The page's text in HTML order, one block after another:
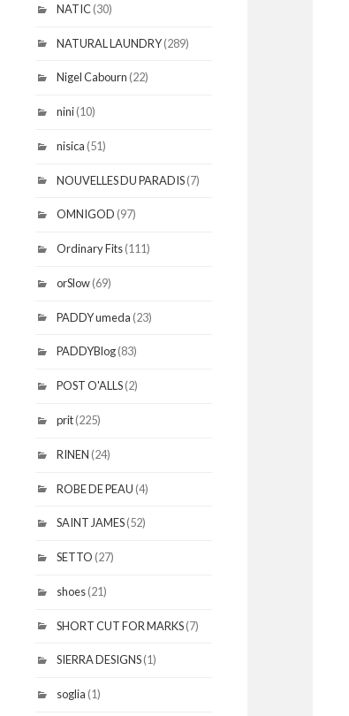
NATIC(30)
NATURAL LAUNDRY(289)
Nigel Cabourn (22)
nini(10)
nisica (51)
NOUVELLES DU PARADIS(7)
OMNIGOD (97)
Ordinary Fits(111)
orSlow(69)
PADDY umeda (23)
PADDYBlog(83)
POST O'ALLS(2)
prit(225)
RINEN (24)
ROBE DE PEAU (4)
SAINT JAMES(52)
SETTO (27)
shoes(21)
SHORT CUT FOR MARKS(7)
SIERRA DESIGNS(1)
soglia (1)